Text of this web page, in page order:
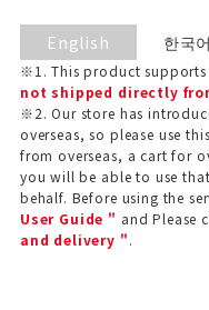
English
※1. This product supports
not shipped directly
※2. Our store has
overseas, so please use
from overseas, a cart for
you will be able to use
behalf. Before using the
User Guide " and Please
and delivery ".
한국어